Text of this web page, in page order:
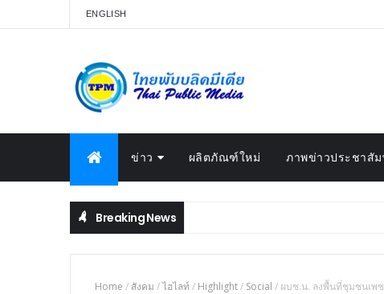
ENGLISH
ข่าว ผลิตภัณฑ์ใหม่ ภาพข่าวประชาสั
Breaking News
Home / สังคม /ไฮไลท์ / Highlight/ Social / ผบช.น. ลงพื้นที่ชุมชนเพช